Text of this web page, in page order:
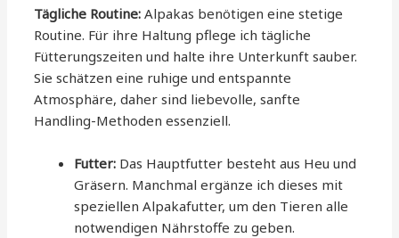
Tägliche Routine: Alpakas benötigen eine stetige
Routine. Für ihre Haltung pflege ich tägliche
Fütterungszeiten und halte ihre Unterkunft sauber.
Sie schätzen eine ruhige und entspannte
Atmosphäre, daher sind liebevolle, sanfte
Handling-Methoden essenziell.
Futter: Das Hauptfutter besteht aus Heu und
Gräsern. Manchmal ergänze ich dieses mit
speziellen Alpakafutter, um den Tieren alle
notwendigen Nährstoffe zu geben.